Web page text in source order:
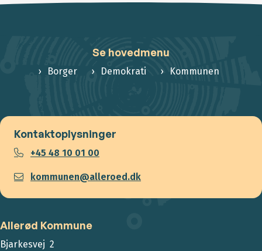
Se hovedmenu
Borger Demokrati Kommunen
Kontaktoplysninger
+45 48 10 01 00
kommunen@alleroed.dk
Allerød Kommune
Bjarkesvej 2